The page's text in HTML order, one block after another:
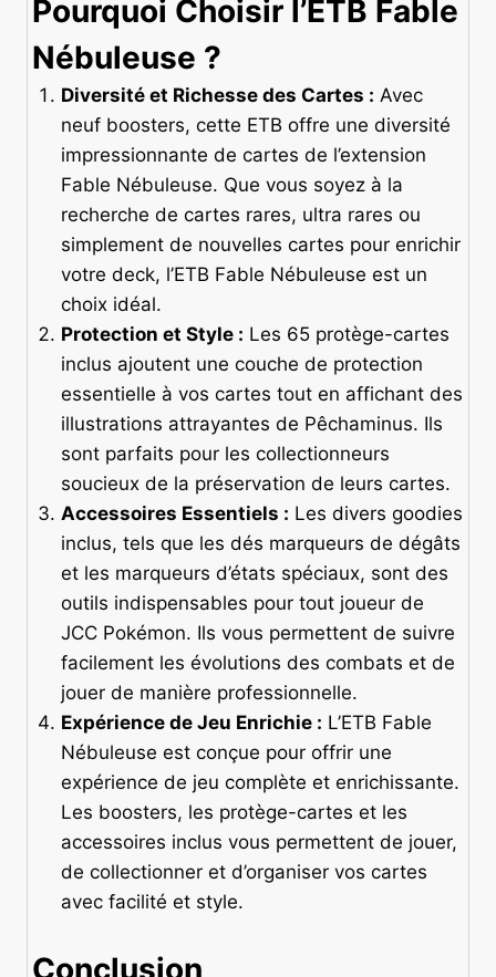
Pourquoi Choisir l’ETB Fable
Nébuleuse ?
Diversité et Richesse des Cartes : Avec
neuf boosters, cette ETB offre une diversité
impressionnante de cartes de l’extension
Fable Nébuleuse. Que vous soyez à la
recherche de cartes rares, ultra rares ou
simplement de nouvelles cartes pour enrichir
votre deck, l’ETB Fable Nébuleuse est un
choix idéal.
Protection et Style : Les 65 protège-cartes
inclus ajoutent une couche de protection
essentielle à vos cartes tout en affichant des
illustrations attrayantes de Pêchaminus. Ils
sont parfaits pour les collectionneurs
soucieux de la préservation de leurs cartes.
Accessoires Essentiels : Les divers goodies
inclus, tels que les dés marqueurs de dégâts
et les marqueurs d’états spéciaux, sont des
outils indispensables pour tout joueur de
JCC Pokémon. Ils vous permettent de suivre
facilement les évolutions des combats et de
jouer de manière professionnelle.
Expérience de Jeu Enrichie : L’ETB Fable
Nébuleuse est conçue pour offrir une
expérience de jeu complète et enrichissante.
Les boosters, les protège-cartes et les
accessoires inclus vous permettent de jouer,
de collectionner et d’organiser vos cartes
avec facilité et style.
Conclusion